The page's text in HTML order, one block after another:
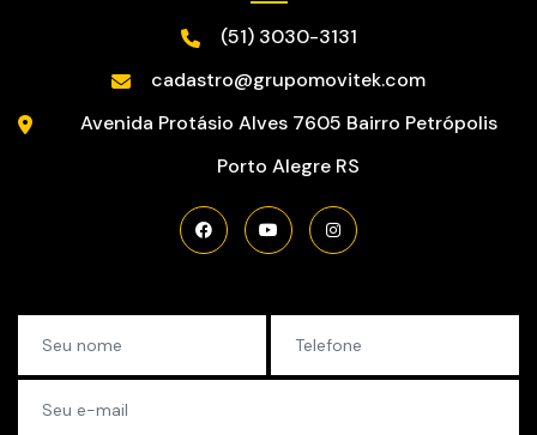
(51) 3030-3131
cadastro@grupomovitek.com
Avenida Protásio Alves 7605 Bairro Petrópolis
Porto Alegre RS